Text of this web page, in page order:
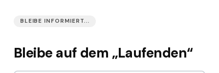
BLEIBE INFORMIERT...
Bleibe auf dem „Laufenden“